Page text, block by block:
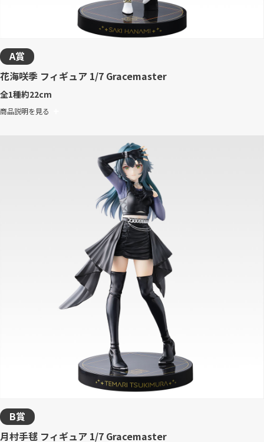
A賞
花海咲季 フィギュア 1/7 Gracemaster
全1種約22cm
商品説明を見る
B賞
月村手毬 フィギュア 1/7 Gracemaster